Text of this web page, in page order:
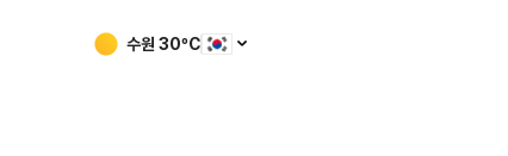
수원 30ºC